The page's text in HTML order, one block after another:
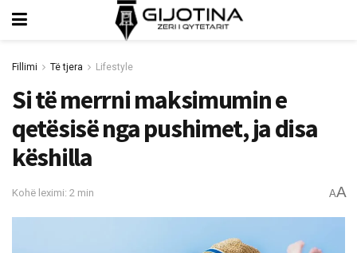
Fillimi Të tjera Lifestyle
Si të merrni maksimumin e
qetësisë nga pushimet, ja disa
këshilla
Kohë leximi: 2 min AA